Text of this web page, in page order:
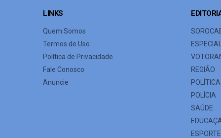
LINKS
Quem Somos
Termos de Uso
Política de Privacidade
Fale Conosco
Anuncie
REGIÃO
POLÍTICA
POLÍCIA
SAÚDE